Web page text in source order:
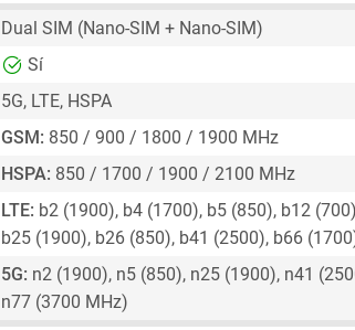
Dual SIM (Nano-SIM + Nano-SIM)
Sí
5G, LTE, HSPA
GSM: 850 / 900 / 1800 / 1900 MHz
HSPA: 850 / 1700 / 1900 / 2100 MHz
LTE: b2 (1900), b4 (1700), b5 (850), b12
b25 (1900), b26 (850), b41 (2500), b66
5G: n2 (1900), n5 (850), n25 (1900), n41
n77 (3700 MHz)